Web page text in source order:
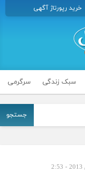
خرید رپورتاژ آگهی
سبک زندگی سرگرمی
جستجو